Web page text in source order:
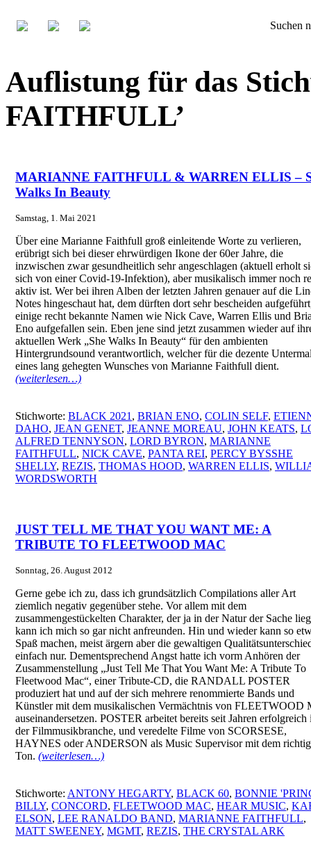
Suchen
Auflistung für das
FAITHFULL’
MARIANNE FAITHFULL & WARREN ELLIS –
Walks In Beauty
Samstag, 1. Mai 2021
Über eine Marianne Faithfull groß einleitende Worte zu verlieren,
erübrigt sich bei dieser ehrwürdigen Ikone der 60er Jahre, die
inzwischen zwar gesundheitlich sehr angeschlagen (aktuell erholt
sich von einer Covid-19-Infektion), aber musikalisch immer noch
aktiv ist. Wer bei ihren Alben der letzten Jahren genauer auf die
Notes hingeschaut hat, dem dürften dort sehr bescheiden
einige recht bekannte Namen wie Nick Cave, Warren Ellis und
Eno aufgefallen sein. Eben jene sind jetzt zusammen wieder auf
aktuellen Werk „She Walks In Beauty“ für den ambienten
Hintergrundsound verantwortlich, welcher für die dezente
eines lang gehegten Wunsches von Marianne Faithfull dient.
(weiterlesen…)
Stichworte: BLACK 2021 , BRIAN ENO, COLIN SELF,
DAHO, JEAN GENET, JEANNE MOREAU, JOHN KEATS,
ALFRED TENNYSON, LORD BYRON, MARIANNE
FAITHFULL, NICK CAVE, PANTA REI, PERCY BYSSHE
SHELLY, REZIS, THOMAS HOOD, WARREN ELLIS,
WORDSWORTH
JUST TELL ME THAT YOU WANT ME: A
TRIBUTE TO FLEETWOOD MAC
Sonntag, 26. August 2012
Gerne gebe ich zu, dass ich grundsätzlich Compilations aller Art
ziemlich negativ gegenüber stehe. Vor allem mit dem
zusammengestückelten Charakter, der ja in der Natur der Sache
kann ich mich so gar nicht anfreunden. Hin und wieder kann so
Spaß machen, meist ärgern aber die gewaltigen
einfach nur. Dementsprechend Angst hatte ich vorm Anhören der
Zusammenstellung „Just Tell Me That You Want Me: A Tribute To
Fleetwood Mac“, einer Tribute-CD, die RANDALL POSTER
produziert hat und auf der sich mehrere renommierte Bands und
Künstler mit dem musikalischen Vermächtnis von FLEETWOOD
auseinandersetzen. POSTER arbeitet bereits seit Jahren erfolgreich
der Filmmusikbranche, und veredelte Filme von SCORSESE,
HAYNES oder ANDERSON als Music Supervisor mit dem
Ton. (weiterlesen…)
Stichworte: ANTONY HEGARTY, BLACK 60, BONNIE
BILLY, CONCORD, FLEETWOOD MAC, HEAR MUSIC,
ELSON, LEE RANALDO BAND, MARIANNE FAITHFULL,
MATT SWEENEY, MGMT, REZIS, THE CRYSTAL ARK